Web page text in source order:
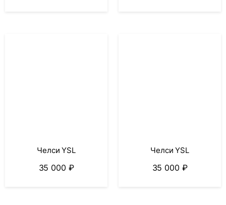
Челси YSL
35 000 ₽
Челси YSL
35 000 ₽